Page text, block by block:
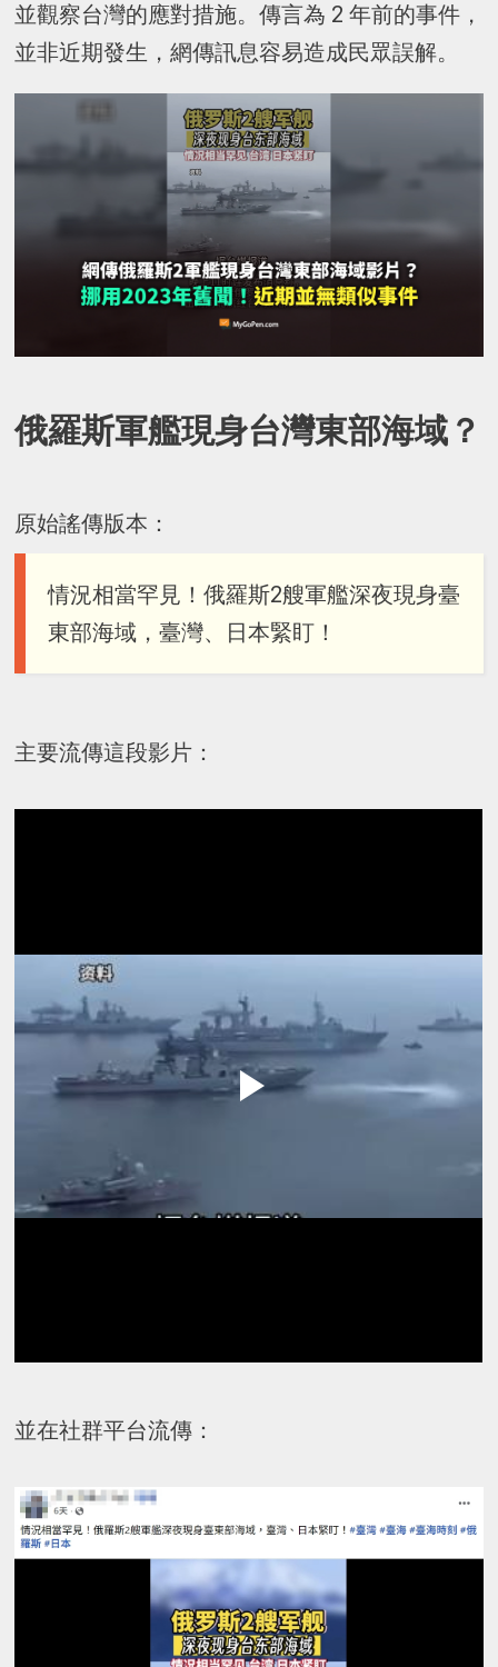
並觀察台灣的應對措施。傳言為 2 年前的事件，
並非近期發生，網傳訊息容易造成民眾誤解。
俄羅斯軍艦現身台灣東部海域？
原始謠傳版本：
情況相當罕見！俄羅斯2艘軍艦深夜現身臺
東部海域，臺灣、日本緊盯！
主要流傳這段影片：
並在社群平台流傳：